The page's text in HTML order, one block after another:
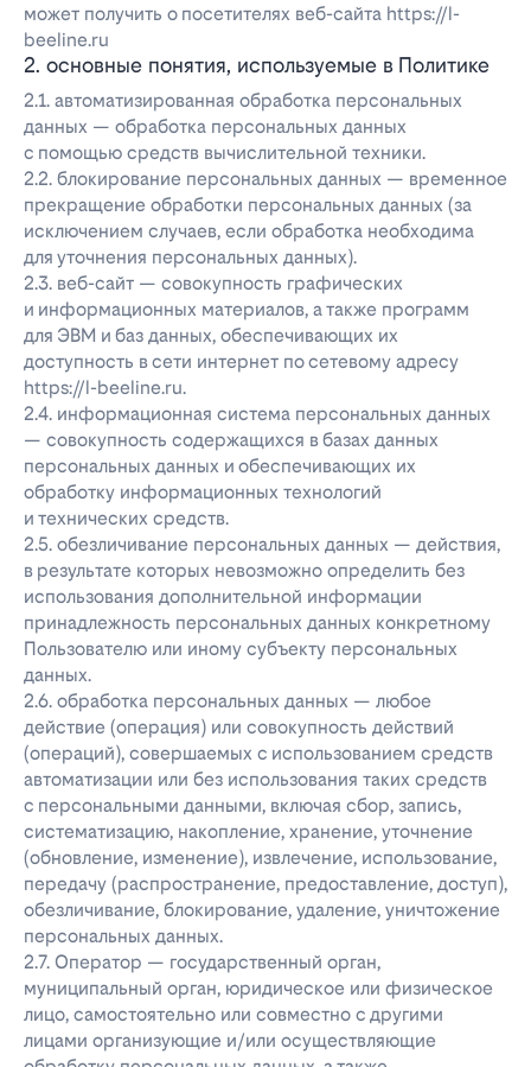
может получить о посетителях веб-сайта https://l-
beeline.ru
2. основные понятия, используемые в Политике
2.1. автоматизированная обработка персональных
данных — обработка персональных данных
с помощью средств вычислительной техники.
2.2. блокирование персональных данных — временное
прекращение обработки персональных данных (за
исключением случаев, если обработка необходима
для уточнения персональных данных).
2.3. веб-сайт — совокупность графических
и информационных материалов, а также программ
для ЭВМ и баз данных, обеспечивающих их
доступность в сети интернет по сетевому адресу
https://l-beeline.ru.
2.4. информационная система персональных данных
— совокупность содержащихся в базах данных
персональных данных и обеспечивающих их
обработку информационных технологий
и технических средств.
2.5. обезличивание персональных данных — действия,
в результате которых невозможно определить без
использования дополнительной информации
принадлежность персональных данных конкретному
Пользователю или иному субъекту персональных
данных.
2.6. обработка персональных данных — любое
действие (операция) или совокупность действий
(операций), совершаемых с использованием средств
автоматизации или без использования таких средств
с персональными данными, включая сбор, запись,
систематизацию, накопление, хранение, уточнение
(обновление, изменение), извлечение, использование,
передачу (распространение, предоставление, доступ),
обезличивание, блокирование, удаление, уничтожение
персональных данных.
2.7. Оператор — государственный орган,
муниципальный орган, юридическое или физическое
лицо, самостоятельно или совместно с другими
лицами организующие и/или осуществляющие